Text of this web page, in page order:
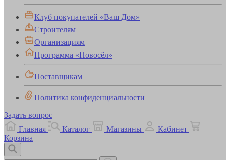
Клуб покупателей «Ваш Дом»
Строителям
Организациям
Программа «Новосёл»
Поставщикам
Политика конфиденциальности
Задать вопрос
Главная
Каталог Магазины
Кабинет
Корзина